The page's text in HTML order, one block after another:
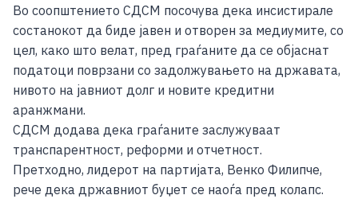
Во соопштението СДСМ посочува дека инсистирале
состанокот да биде јавен и отворен за медиумите, со
цел, како што велат, пред граѓаните да се објаснат
податоци поврзани со задолжувањето на државата,
нивото на јавниот долг и новите кредитни
аранжмани.
СДСМ додава дека граѓаните заслужуваат
транспарентност, реформи и отчетност.
Претходно, лидерот на партијата, Венко Филипче,
рече дека државниот буџет се наоѓа пред колапс.